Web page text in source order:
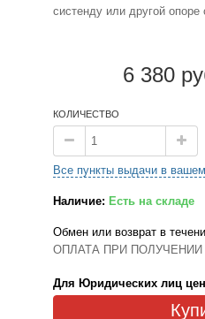
систенду или другой
6 380
КОЛИЧЕСТВО
Все пункты выдачи в
Наличие: Есть на складе
Обмен или возврат в
ОПЛАТА ПРИ ПОЛУЧЕНИИ
Для Юридических лиц